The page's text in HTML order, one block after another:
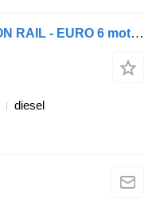
Volvo D13K 420hp FH4 COMMON RAIL - EURO 6 motor voor Volvo trekker
diesel